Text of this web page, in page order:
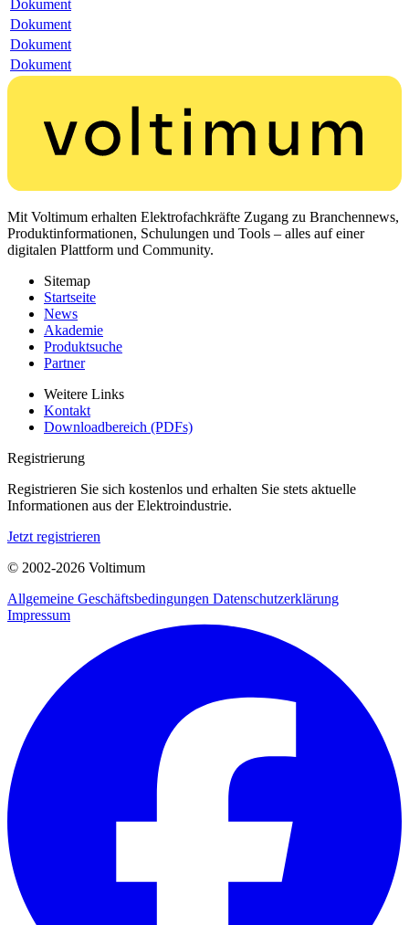
Dokument
Dokument
Dokument
Dokument
Mit Voltimum erhalten Elektrofachkräfte Zugang zu Branchennews,
Produktinformationen, Schulungen und Tools – alles auf einer
digitalen Plattform und Community.
Sitemap
Startseite
News
Akademie
Produktsuche
Partner
Weitere Links
Kontakt
Downloadbereich (PDFs)
Registrierung
Registrieren Sie sich kostenlos und erhalten Sie stets aktuelle
Informationen aus der Elektroindustrie.
Jetzt registrieren
© 2002-2026 Voltimum
Allgemeine Geschäftsbedingungen Datenschutzerklärung
Impressum